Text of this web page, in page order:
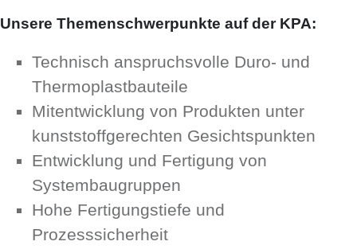
Unsere Themenschwerpunkte auf der KPA:
Technisch anspruchsvolle Duro- und
Thermoplastbauteile
Mitentwicklung von Produkten unter
kunststoffgerechten Gesichtspunkten
Entwicklung und Fertigung von
Systembaugruppen
Hohe Fertigungstiefe und
Prozesssicherheit